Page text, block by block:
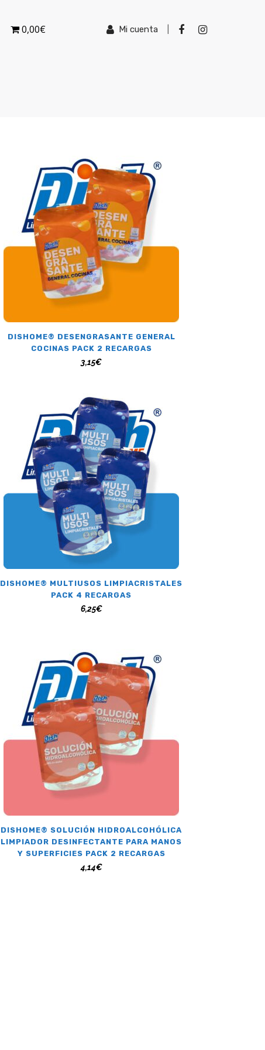
Mi cuenta
0,00€
DISHOME® DESENGRASANTE GENERAL
COCINAS PACK 2 RECARGAS
3,15€
DISHOME® MULTIUSOS LIMPIACRISTALES
PACK 4 RECARGAS
6,25€
DISHOME® SOLUCIÓN HIDROALCOHÓLICA
LIMPIADOR DESINFECTANTE PARA MANOS
Y SUPERFICIES PACK 2 RECARGAS
4,14€